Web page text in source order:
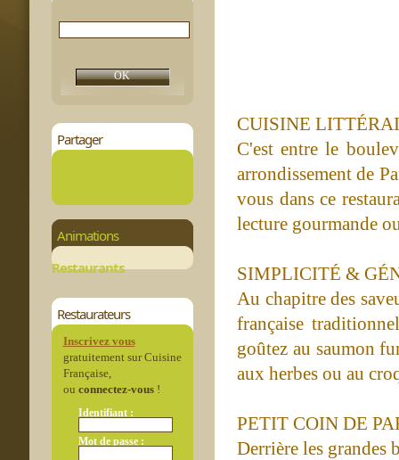
Partager
Animations
Restaurants
Restaurateurs
Inscrivez vous
gratuitement sur Cuisine
Française,
ou connectez-vous!
Identifiant :
Mot de passe :
CUISINE
C'est entre le
arrondissement de
vous dans ce
lecture gourmande
SIMPLICITÉ &
Au chapitre des
française
goûtez au saumon
aux herbes ou au
PETIT COIN DE
Derrière les grandes